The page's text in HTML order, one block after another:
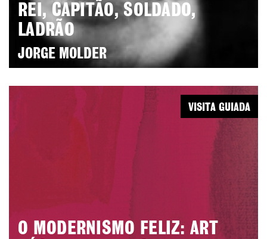
REI, CAPITÃO, SOLDADO,
LADRÃO
JORGE MOLDER
O MODERNISMO FELIZ: ART
VISITA GUIADA